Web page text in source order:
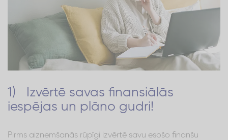
1) Izvērtē savas finansiālās
iespējas un plāno gudri!
Pirms aizņemšanās rūpīgi izvērtē savu esošo finanšu